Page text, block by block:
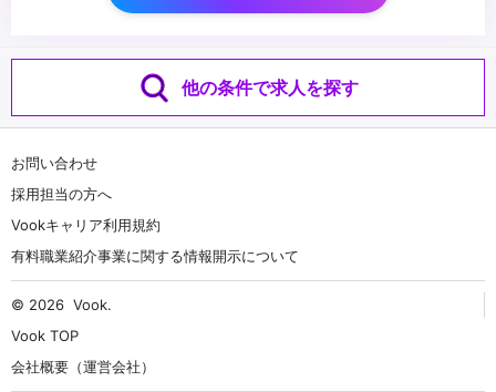
他の条件で求人を探す
お問い合わせ
採用担当の方へ
Vookキャリア利用規約
有料職業紹介事業に関する情報開示について
© 2026 Vook.
Vook TOP
会社概要（運営会社）